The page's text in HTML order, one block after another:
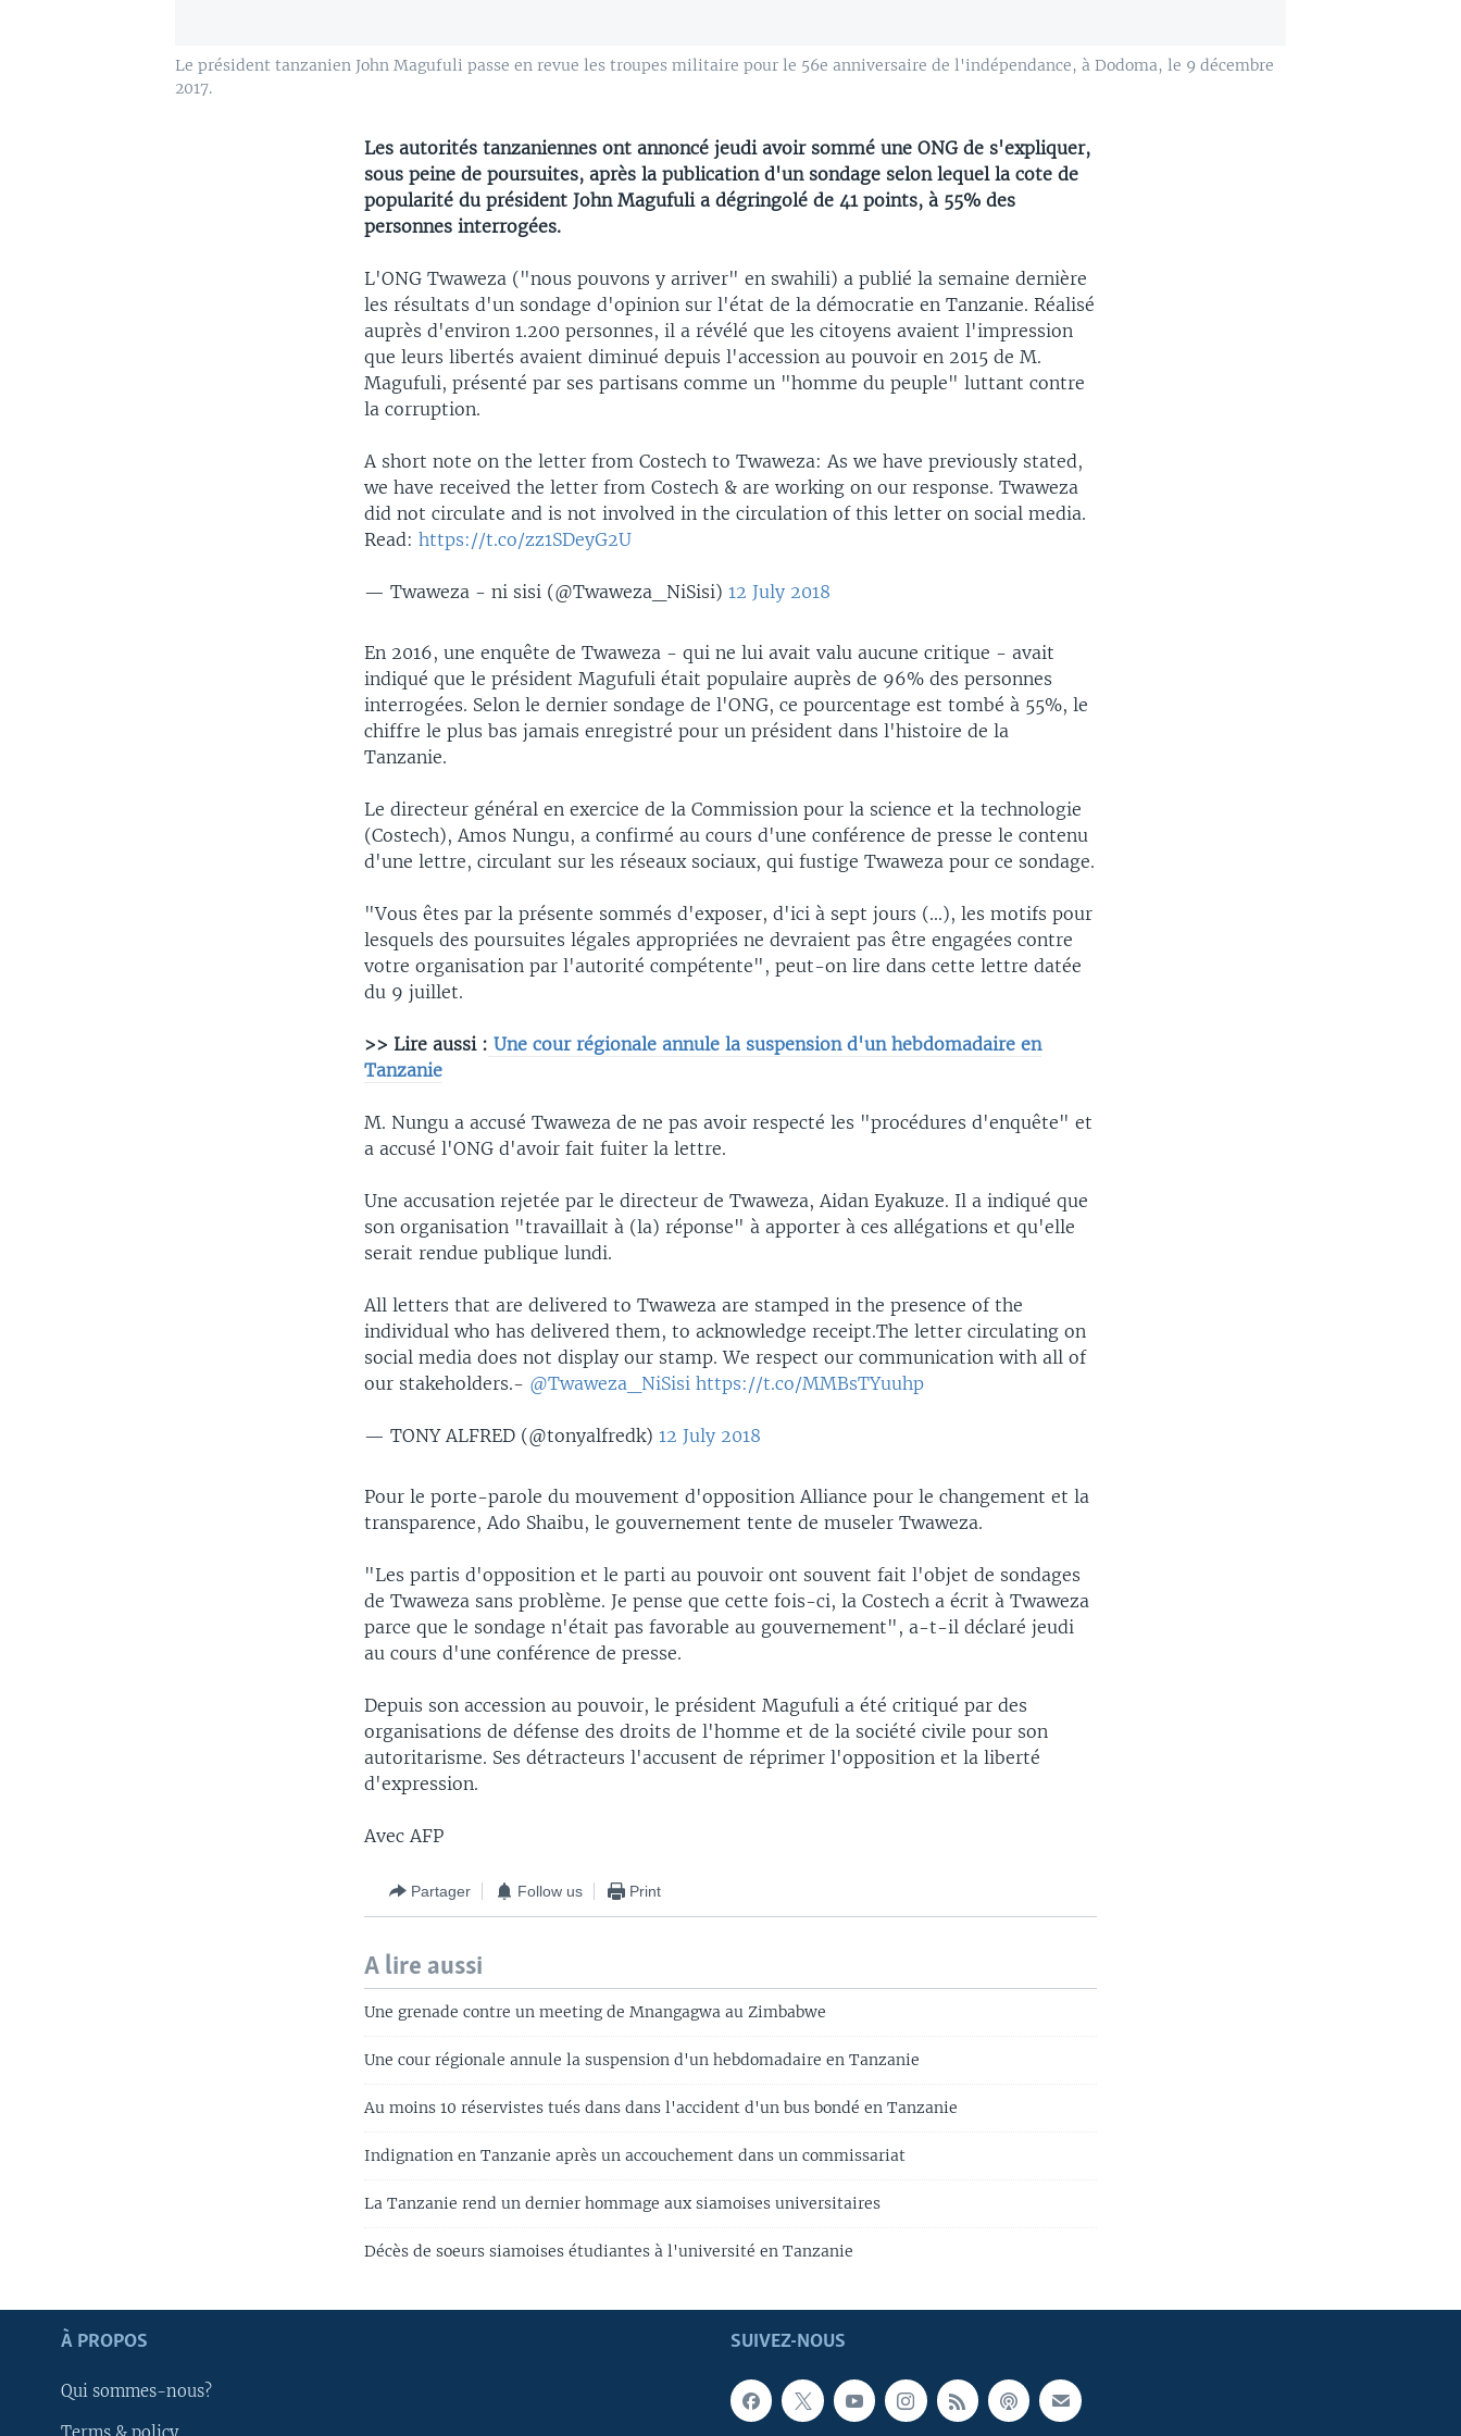
SUIVEZ-NOUS
Le président tanzanien John Magufuli passe en revue les troupes militaire pour le 56e anniversaire de l'indépendance, à Dodoma, le 9 décembre
2017.
Les autorités tanzaniennes ont annoncé jeudi avoir sommé une ONG de s'expliquer,
sous peine de poursuites, après la publication d'un sondage selon lequel la cote de
popularité du président John Magufuli a dégringolé de 41 points, à 55% des
personnes interrogées.
L'ONG Twaweza ("nous pouvons y arriver" en swahili) a publié la semaine dernière
les résultats d'un sondage d'opinion sur l'état de la démocratie en Tanzanie. Réalisé
auprès d'environ 1.200 personnes, il a révélé que les citoyens avaient l'impression
que leurs libertés avaient diminué depuis l'accession au pouvoir en 2015 de M.
Magufuli, présenté par ses partisans comme un "homme du peuple" luttant contre
la corruption.
A short note on the letter from Costech to Twaweza: As we have previously stated,
we have received the letter from Costech & are working on our response. Twaweza
did not circulate and is not involved in the circulation of this letter on social media.
Read:https://t.co/zz1SDeyG2U
— Twaweza - ni sisi (@Twaweza_NiSisi)12 July 2018
En 2016, une enquête de Twaweza - qui ne lui avait valu aucune critique - avait
indiqué que le président Magufuli était populaire auprès de 96% des personnes
interrogées. Selon le dernier sondage de l'ONG, ce pourcentage est tombé à 55%, le
chiffre le plus bas jamais enregistré pour un président dans l'histoire de la
Tanzanie.
Le directeur général en exercice de la Commission pour la science et la technologie
(Costech), Amos Nungu, a confirmé au cours d'une conférence de presse le contenu
d'une lettre, circulant sur les réseaux sociaux, qui fustige Twaweza pour ce sondage.
"Vous êtes par la présente sommés d'exposer, d'ici à sept jours (...), les motifs pour
lesquels des poursuites légales appropriées ne devraient pas être engagées contre
votre organisation par l'autorité compétente", peut-on lire dans cette lettre datée
du 9 juillet.
>> Lire aussi : Une cour régionale annule la suspension d'un hebdomadaire en
Tanzanie
M. Nungu a accusé Twaweza de ne pas avoir respecté les "procédures d'enquête" et
a accusé l'ONG d'avoir fait fuiter la lettre.
Une accusation rejetée par le directeur de Twaweza, Aidan Eyakuze. Il a indiqué que
son organisation "travaillait à (la) réponse" à apporter à ces allégations et qu'elle
serait rendue publique lundi.
All letters that are delivered to Twaweza are stamped in the presence of the
individual who has delivered them, to acknowledge receipt.The letter circulating on
social media does not display our stamp. We respect our communication with all of
our stakeholders.- @Twaweza_NiSisi https://t.co/MMBsTYuuhp
— TONY ALFRED (@tonyalfredk)12 July 2018
Pour le porte-parole du mouvement d'opposition Alliance pour le changement et la
transparence, Ado Shaibu, le gouvernement tente de museler Twaweza.
"Les partis d'opposition et le parti au pouvoir ont souvent fait l'objet de sondages
de Twaweza sans problème. Je pense que cette fois-ci, la Costech a écrit à Twaweza
parce que le sondage n'était pas favorable au gouvernement", a-t-il déclaré jeudi
au cours d'une conférence de presse.
Depuis son accession au pouvoir, le président Magufuli a été critiqué par des
organisations de défense des droits de l'homme et de la société civile pour son
autoritarisme. Ses détracteurs l'accusent de réprimer l'opposition et la liberté
d'expression.
Avec AFP
Partager Follow us Print
A lire aussi
Une grenade contre un meeting de Mnangagwa au Zimbabwe
Une cour régionale annule la suspension d'un hebdomadaire en Tanzanie
Au moins 10 réservistes tués dans dans l'accident d'un bus bondé en Tanzanie
Indignation en Tanzanie après un accouchement dans un commissariat
La Tanzanie rend un dernier hommage aux siamoises universitaires
Décès de soeurs siamoises étudiantes à l'université en Tanzanie
SUIVEZ-NOUS
À PROPOS
Qui sommes-nous?